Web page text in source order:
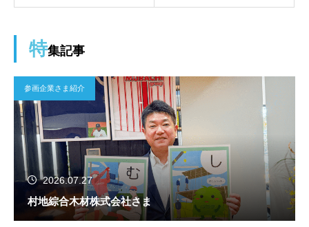
特集記事
参画企業さま紹介
2026.07.27
村地綜合木材株式会社さま